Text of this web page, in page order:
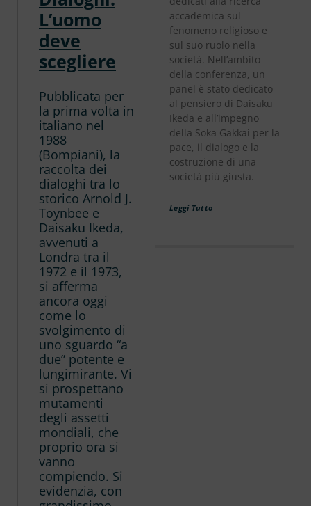
L’uomo
deve
scegliere
Pubblicata per
la prima volta in
italiano nel
1988
(Bompiani), la
raccolta dei
dialoghi tra lo
storico Arnold J.
Toynbee e
Daisaku Ikeda,
avvenuti a
Londra tra il
1972 e il 1973,
si afferma
ancora oggi
come lo
svolgimento di
uno sguardo “a
due” potente e
lungimirante. Vi
si prospettano
mutamenti
degli assetti
mondiali, che
proprio ora si
vanno
compiendo. Si
evidenzia, con
accademica sul
fenomeno religioso e
sul suo ruolo nella
società. Nell’ambito
della conferenza, un
panel è stato dedicato
al pensiero di Daisaku
Ikeda e all’impegno
della Soka Gakkai per la
pace, il dialogo e la
costruzione di una
società più giusta.
Leggi Tutto